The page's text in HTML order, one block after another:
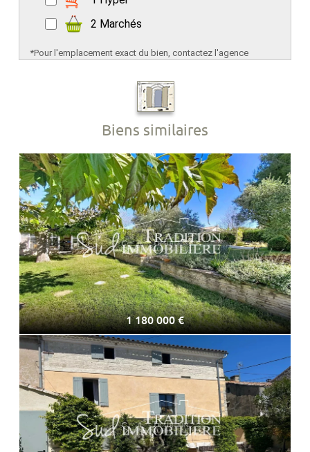
2 Marchés
*Pour l'emplacement exact du bien, contactez l'agence
Biens similaires
1 180 000 €